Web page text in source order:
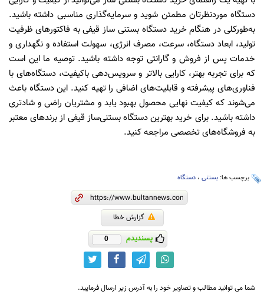
دستگاه مورد‌نظرتان مطمئن شوید و سرمایه‌گذاری مناسبی داشته باشید.
به‌طورکلی در هنگام خرید دستگاه بستنی ساز قیفی به فاکتورهای ظرفیت
تولید، ابعاد دستگاه، سرعت، مصرف انرژی، سهولت استفاده و نگهداری و
خدمات پس از فروش و گارانتی توجه داشته باشید. توصیه ما این است
که برای تجربه بهتر، کارایی بالاتر و سرویس‌دهی با‌کیفیت، دستگاه‌های با
فناوری‌های پیشرفته و قابلیت‌های اضافی را تهیه کنید. این دستگاه باعث
می‌شوند که کیفیت نهایی محصول بهبود یابد و مشتریان راضی و شادتری
داشته باشید. برای خرید بهترین دستگاه‌ بستنی‌ساز قیفی از برندهای معتبر
به فروشگاه‌های تخصصی مراجعه کنید.
برچسب ها: بستنی ، دستگاه
گزارش خطا
پسندیدم 0
شما می توانید مطالب و تصاویر خود را به آدرس زیر ارسال فرمایید.